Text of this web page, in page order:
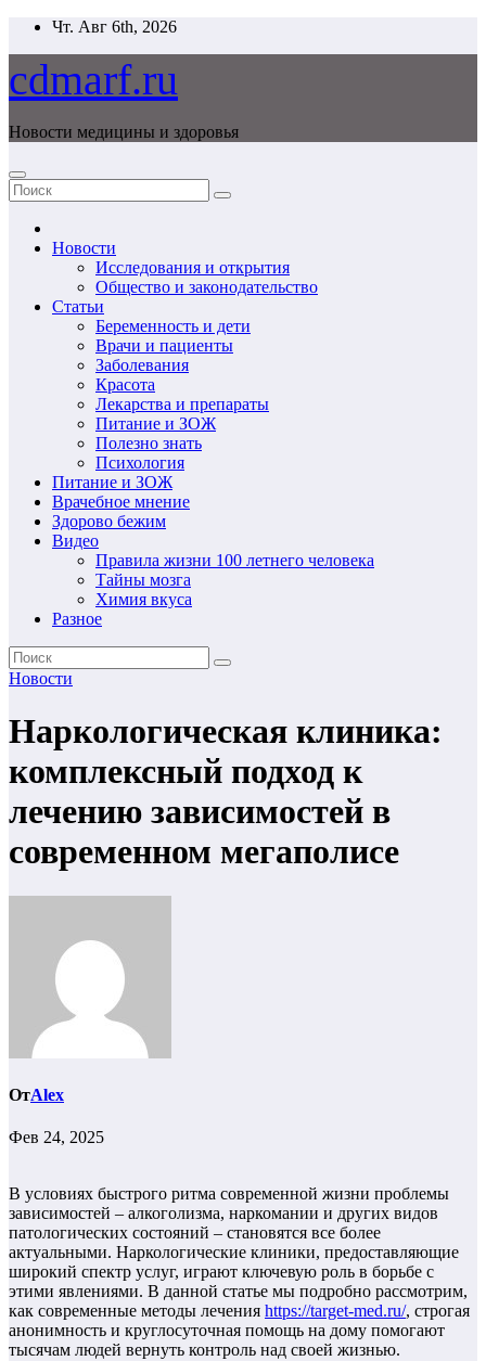
Перейти
содержимому
Чт. Авг 6th, 2026
cdmarf.ru
Новости медицины и здоровья
Новости
Исследования и открытия
Общество и законодательство
Статьи
Беременность и дети
Врачи и пациенты
Заболевания
Красота
Лекарства и препараты
Питание и ЗОЖ
Полезно знать
Психология
Питание и ЗОЖ
Врачебное мнение
Здорово бежим
Видео
Правила жизни 100 летнего человека
Тайны мозга
Химия вкуса
Разное
Новости
Наркологическая клиника:
комплексный подход к
лечению зависимостей в
современном мегаполисе
ОтAlex
Фев 24, 2025
В условиях быстрого ритма современной жизни проблемы
зависимостей – алкоголизма, наркомании и других видов
патологических состояний – становятся все более
актуальными. Наркологические клиники, предоставляющие
широкий спектр услуг, играют ключевую роль в борьбе с
этими явлениями. В данной статье мы подробно рассмотрим,
как современные методы лечения https://target-med.ru/, строгая
анонимность и круглосуточная помощь на дому помогают
тысячам людей вернуть контроль над своей жизнью.